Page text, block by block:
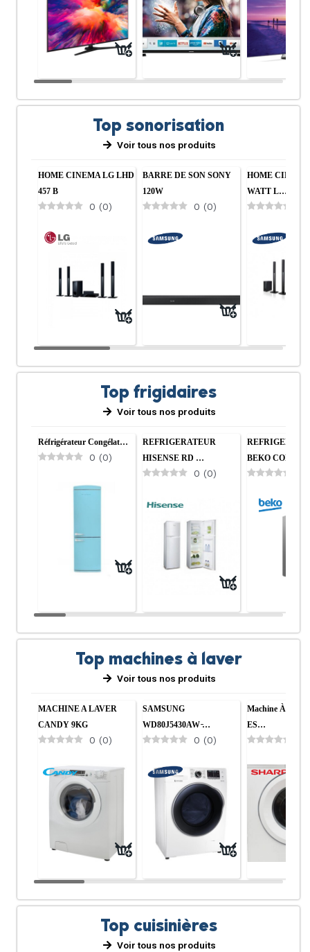
Salon
Top sonorisation
Voir tous nos produits
HOME CINEMA LG LHD
457 B
0 (0)
BARRE DE SON SONY
120W
0 (0)
HOME CINEMA
WATT L…
Top frigidaires
Voir tous nos produits
Réfrigérateur Congélat…
0 (0)
REFRIGERATEUR
HISENSE RD …
0 (0)
BEKO
Top machines à laver
Voir tous nos produits
MACHINE A LAVER
CANDY 9KG
0 (0)
SAMSUNG
WD80J5430AW ̵…
0 (0)
Machine À
ES…
Top cuisinières
Voir tous nos produits